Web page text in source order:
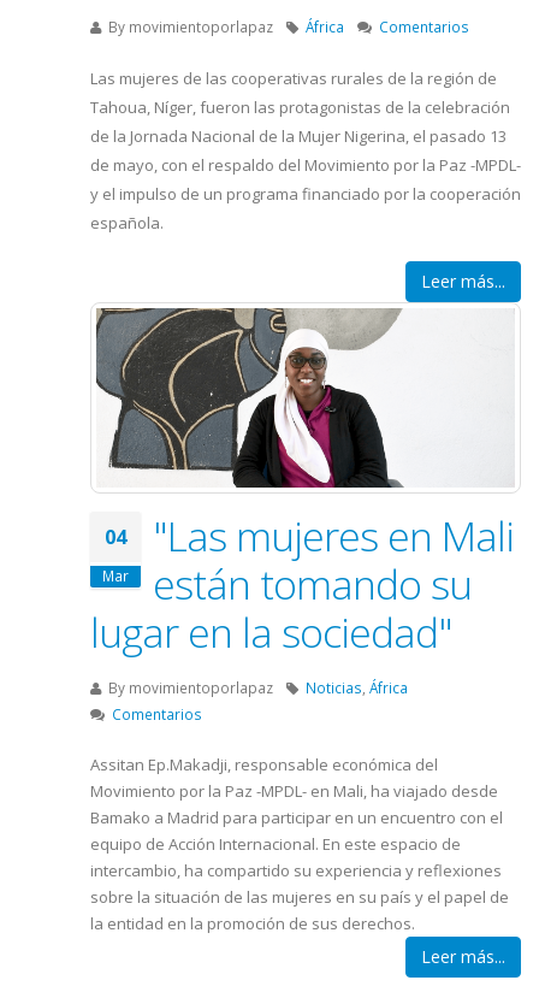
By movimientoporlapaz África Comentarios
Las mujeres de las cooperativas rurales de la región de
Tahoua, Níger, fueron las protagonistas de la celebración
de la Jornada Nacional de la Mujer Nigerina, el pasado 13
de mayo, con el respaldo del Movimiento por la Paz -MPDL-
y el impulso de un programa financiado por la cooperación
española.
Leer más...
04
Mar
"Las mujeres en Mali
están tomando su
lugar en la sociedad"
By movimientoporlapaz Noticias África
Comentarios
Assitan Ep.Makadji, responsable económica del
Movimiento por la Paz -MPDL- en Mali, ha viajado desde
Bamako a Madrid para participar en un encuentro con el
equipo de Acción Internacional. En este espacio de
intercambio, ha compartido su experiencia y reflexiones
sobre la situación de las mujeres en su país y el papel de
la entidad en la promoción de sus derechos.
Leer más...